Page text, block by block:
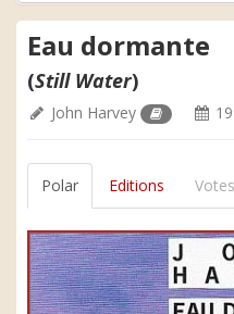
Eau dormante
(Still Water)
John Harvey
Polar Editions Votes